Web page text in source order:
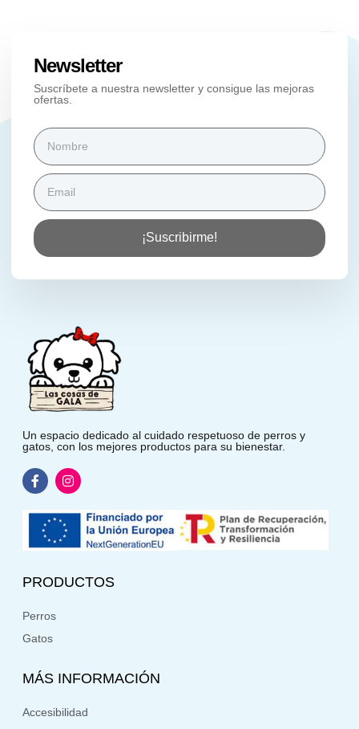
Newsletter
Suscríbete a nuestra newsletter y consigue las mejoras
ofertas.
¡Suscribirme!
Un espacio dedicado al cuidado respetuoso de perros y
gatos, con los mejores productos para su bienestar.
PRODUCTOS
Perros
Gatos
MÁS INFORMACIÓN
Accesibilidad